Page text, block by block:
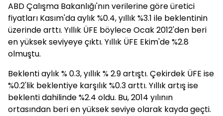
ABD Çalışma Bakanlığı'nın verilerine göre üretici
fiyatları Kasım'da aylık %0.4, yıllık %3.1 ile beklentinin
üzerinde arttı. Yıllık ÜFE böylece Ocak 2012'den beri
en yüksek seviyeye çıktı. Yıllık ÜFE Ekim'de %2.8
olmuştu.
Beklenti aylık % 0.3, yıllık % 2.9 artıştı. Çekirdek ÜFE ise
%0.2'lik beklentiye karşılık %0.3 arttı. Yıllık artış ise
beklenti dahilinde %2.4 oldu. Bu, 2014 yılının
ortasından beri en yüksek seviye olarak kayda geçti.